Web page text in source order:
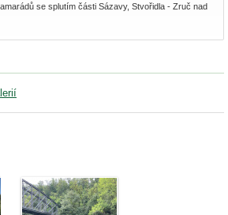
se splutím části Sázavy, Stvořidla - Zruč nad